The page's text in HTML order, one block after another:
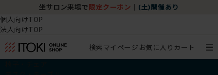
坐サロン来場で 限定クーポン (土)開催あり
個人向けTOP
法人向けTOP
検索マイページ お気に入り カート